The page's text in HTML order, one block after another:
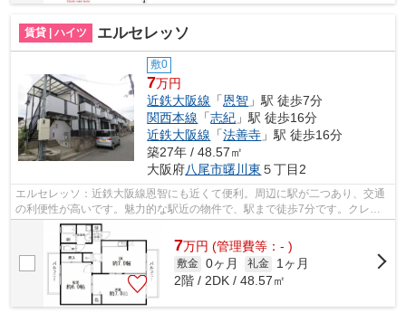
賃貸 | ハイツ エルセレッソ
敷0
7万円
近鉄大阪線 「恩智 」駅 徒歩7分
関西本線 「志紀 」駅 徒歩16分
近鉄大阪線 「法善寺 」駅 徒歩16分
築27年 / 48.57㎡
大阪府八尾市曙川東 ５丁目2
エルセレッソ：近鉄大阪線恩智にも近くて便利。周辺に駅が二つあり、交通
の利便性が高いです。魅力的な駅近の物件で、駅まで徒歩7分です。クレジ
ットカードで初期費用がお支払いいただ...
7万円 (管理費等：- )
敷金 0ヶ月 礼金
1ヶ月
2階 / 2DK / 48.57㎡